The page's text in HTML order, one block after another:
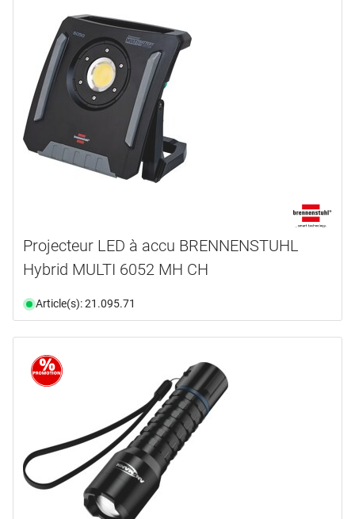
Projecteur LED à accu BRENNENSTUHL
Hybrid MULTI 6052 MH CH
Article(s): 21.095.71